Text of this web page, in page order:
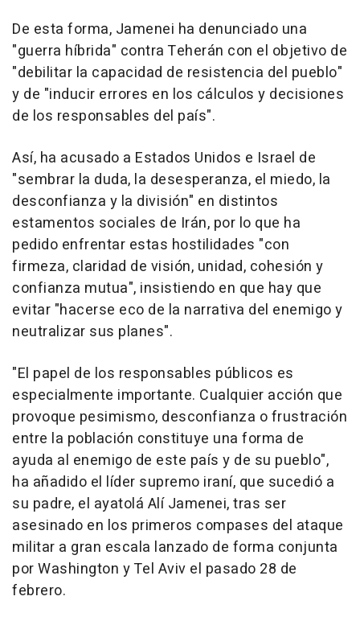
De esta forma, Jamenei ha denunciado una
"guerra híbrida" contra Teherán con el objetivo de
"debilitar la capacidad de resistencia del pueblo"
y de "inducir errores en los cálculos y decisiones
de los responsables del país".
Así, ha acusado a Estados Unidos e Israel de
"sembrar la duda, la desesperanza, el miedo, la
desconfianza y la división" en distintos
estamentos sociales de Irán, por lo que ha
pedido enfrentar estas hostilidades "con
firmeza, claridad de visión, unidad, cohesión y
confianza mutua", insistiendo en que hay que
evitar "hacerse eco de la narrativa del enemigo y
neutralizar sus planes".
"El papel de los responsables públicos es
especialmente importante. Cualquier acción que
provoque pesimismo, desconfianza o frustración
entre la población constituye una forma de
ayuda al enemigo de este país y de su pueblo",
ha añadido el líder supremo iraní, que sucedió a
su padre, el ayatolá Alí Jamenei, tras ser
asesinado en los primeros compases del ataque
militar a gran escala lanzado de forma conjunta
por Washington y Tel Aviv el pasado 28 de
febrero.